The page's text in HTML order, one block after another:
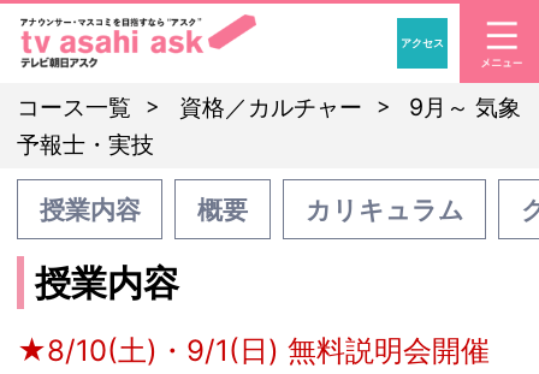
「アナウンサー・マ
アクセス
コース一覧 資格／カルチャー
9月～ 気象
予報士・実技
授業内容 概要 カリキュラム
授業内容
★8/10(土)・9/1(日) 無料説明会開催